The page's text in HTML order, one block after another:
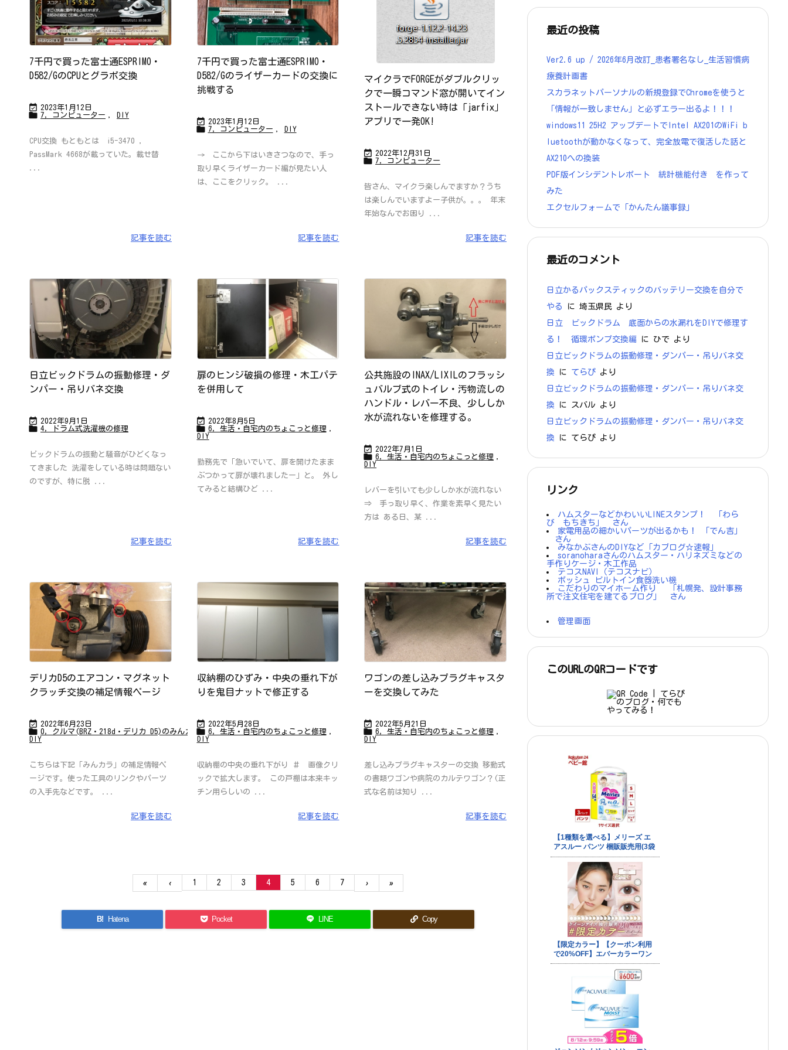
7千円で買った富士通ESPRIMO・
D582/GのCPUとグラボ交換
 2023年1月12日
 7，コンピューター DIY
CPU交換 もともとは i5-3470 ,
PassMark 4668が載っていた。載せ替
記事を読む
7千円で買った富士通ESPRIMO・
D582/Gのライザーカードの交換に
挑戦する
 2023年1月12日
 7，コンピューター DIY
→ ここから下はいきさつなので、手っ
取り早くライザーカード編が見たい人
は、ここをクリック。 ...
記事を読む
マイクラでFORGEがダブルクリッ
クで一瞬コマンド窓が開いてイン
ストールできない時は「jarfix」
アプリで一発OK!
 2022年12月31日
 7，コンピューター
皆さん、マイクラ楽しんでますか？うち
は楽しんでいますよー子供が。。。 年末
年始なんでお困り ...
記事を読む
日立ビックドラムの振動修理・ダ
ンパー・吊りバネ交換
 2022年9月1日
 4，ドラム式洗濯機の修理
ビックドラムの振動と騒音がひどくなっ
てきました 洗濯をしている時は問題ない
のですが、特に脱 ...
記事を読む
扉のヒンジ破損の修理・木工パテ
を併用して
 2022年8月5日
 6，生活・自宅内のちょこっと修理
DIY
勤務先で「急いでいて、扉を開けたまま
ぶつかって扉が壊れましたー」と。 外し
てみると結構ひど ...
記事を読む
公共施設のINAX/LIXILのフラッシ
ュバルブ式のトイレ・汚物流しの
ハンドル・レバー不良、少ししか
水が流れないを修理する。
 2022年7月1日
 6，生活・自宅内のちょこっと修理
DIY
レバーを引いても少ししか水が流れない
⇒ 手っ取り早く、作業を素早く見たい
方は ある日、某 ...
記事を読む
デリカD5のエアコン・マグネット
クラッチ交換の補足情報ページ
 2022年6月23日
 0，クルマ(BRZ・218d・デリカ D5)のみんカラページ ,
DIY
こちらは下記「みんカラ」の補足情報ペ
ージです。使った工具のリンクやパーツ
の入手先などです。 ...
記事を読む
収納棚のひずみ・中央の垂れ下が
りを鬼目ナットで修正する
 2022年5月28日
 6，生活・自宅内のちょこっと修理 ,
DIY
収納棚の中央の垂れ下がり ＃ 画像クリ
ックで拡大します。 この戸棚は本来キッ
チン用らしいの ...
記事を読む
ワゴンの差し込みプラグキャスタ
ーを交換してみた
 2022年5月21日
 6，生活・自宅内のちょこっと修理 ,
DIY
差し込みプラグキャスターの交換 移動式
の書類ワゴンや病院のカルテワゴン？(正
式な名前は知り ...
記事を読む
« ‹ 1 2 3 4 5 6 7 › »
B! Hatena Pocket LINE Copy
最近の投稿
Ver2.6 up / 2026年6月改訂_患者署名なし_生活習慣病
療養計画書
スカラネットパーソナルの新規登録でChromeを使うと
「情報が一致しません」と必ずエラー出るよ！！！
windows11 25H2 アップデートでIntel AX201のWiFi b
luetoothが動かなくなって、完全放電で復活した話と
AX210への換装
PDF版インシデントレポート 統計機能付き を作って
みた
エクセルフォームで「かんたん議事録」
最近のコメント
日立かるパックスティックのバッテリー交換を自分で
やる
に 埼玉県民 より
日立 ビックドラム 底面からの水漏れをDIYで修理す
る！ 循環ポンプ交換編 に ひで より
日立ビックドラムの振動修理・ダンパー・吊りバネ交
換 に てらぴ より
日立ビックドラムの振動修理・ダンパー・吊りバネ交
換 に スバル より
日立ビックドラムの振動修理・ダンパー・吊りバネ交
換 に てらぴ より
リンク
ハムスターなどかわいいLINEスタンプ！ 「わら
び もちきち」 さん
家電用品の細かいパーツが出るかも！ 「でん吉」
さん
みなかぶさんのDIYなど「カブログ☆速報」
soranoharaさんのハムスター・ハリネズミなどの
手作りケージ・木工作品
テコスNAVI（テコスナビ）
ボッシュ ビルトイン食器洗い機
こだわりのマイホーム作り 「札幌発、設計事務
所で注文住宅を建てるブログ」 さん
管理画面
このURLのQRコードです